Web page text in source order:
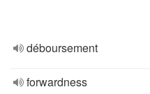
déboursement
forwardness